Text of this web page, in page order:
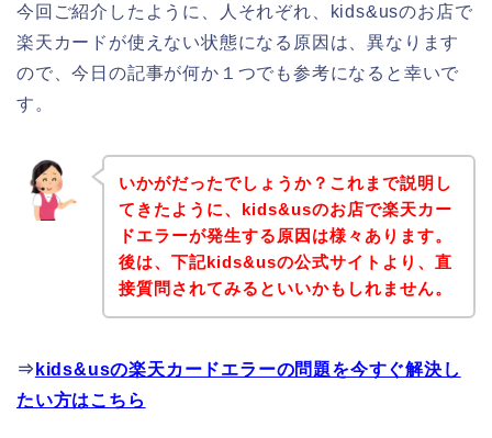
今回ご紹介したように、人それぞれ、kids&usのお店で
楽天カードが使えない状態になる原因は、異なります
ので、今日の記事が何か１つでも参考になると幸いで
す。
いかがだったでしょうか？これまで説明し
てきたように、kids&usのお店で楽天カー
ドエラーが発生する原因は様々あります。
後は、下記kids&usの公式サイトより、直
接質問されてみるといいかもしれません。
⇒ kids&usの楽天カードエラーの問題を今すぐ解決し
たい方はこちら